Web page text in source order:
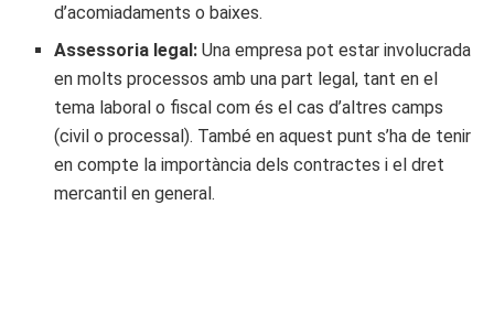
d’acomiadaments o baixes.
Assessoria legal:Una empresa pot estar involucrada
en molts processos amb una part legal, tant en el
tema laboral o fiscal com és el cas d’altres camps
(civil o processal). També en aquest punt s’ha de tenir
en compte la importància dels contractes i el dret
mercantil en general.